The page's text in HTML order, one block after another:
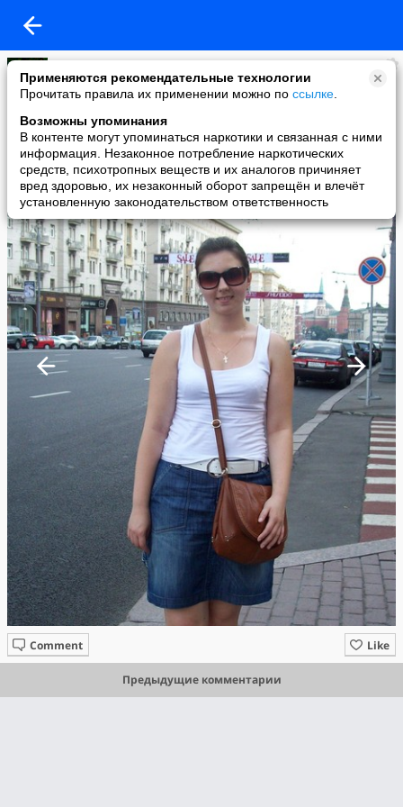
Применяются рекомендательные технологии
Прочитать правила их применении можно по ссылке
Возможны упоминания
В контенте могут упоминаться наркотики и связанная с ними
информация. Незаконное потребление наркотических
средств, психотропных веществ и их аналогов причиняет
вред здоровью, их незаконный оборот запрещён и влечёт
установленную законодательством ответственность
Татьяна Носкова
added a photo
16 Jul в 21:19
Like
Comment
Предыдущие комментарии